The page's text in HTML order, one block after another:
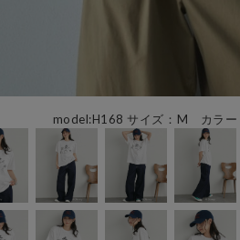
model:H168 サイズ：M カラー